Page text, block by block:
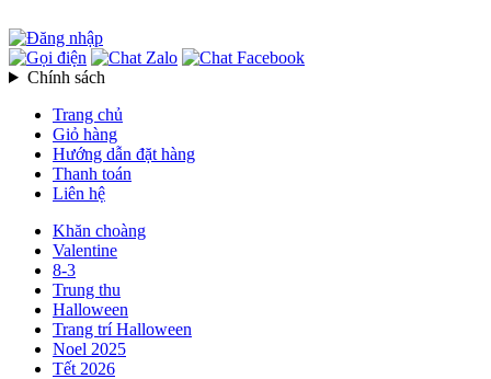
Chính sách
Trang chủ
Giỏ hàng
Hướng dẫn đặt hàng
Thanh toán
Liên hệ
Khăn choàng
Valentine
8-3
Trung thu
Halloween
Trang trí Halloween
Noel 2025
Tết 2026